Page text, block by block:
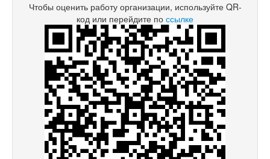
Чтобы оценить работу организации, используйте QR-
код или перейдите по ссылке